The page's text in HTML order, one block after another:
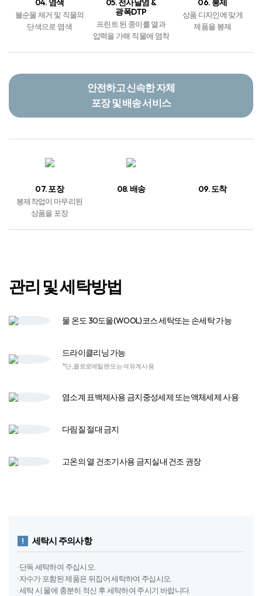
04. 염색
불순물 제거 및 직물의
단색으로 염색
05. 전사날염 &
광폭DTP
프린트 된 종이를 열과
압력을 가해 직물에 염착
06. 봉제
상품 디자인에 맞게
제품을 봉제
안전하고 신속한 자체
포장 및 배송 서비스
07. 포장
봉제작업이 마무리된
상품을 포장
08. 배송 09. 도착
관리 및 세탁방법
물 온도 30도울(WOOL)코스 세탁또는 손세탁 가능
드라이클리닝 가능
*단, 클로로에틸렌 또는 석유계 사용
염소계 표백제사용 금지중성세제 또는액체세제 사용​
다림질 절대 금지
고온의 열 건조기​사용 금지​실내 건조 권장
세탁시 주의사항
· 단독 세탁하여 주십시오.
· 자수가 포함된 제품은 뒤집어 세탁하여 주십시오.
· 세탁 시 물에 충분히 적신 후 세탁하여 주시기 바랍니다.